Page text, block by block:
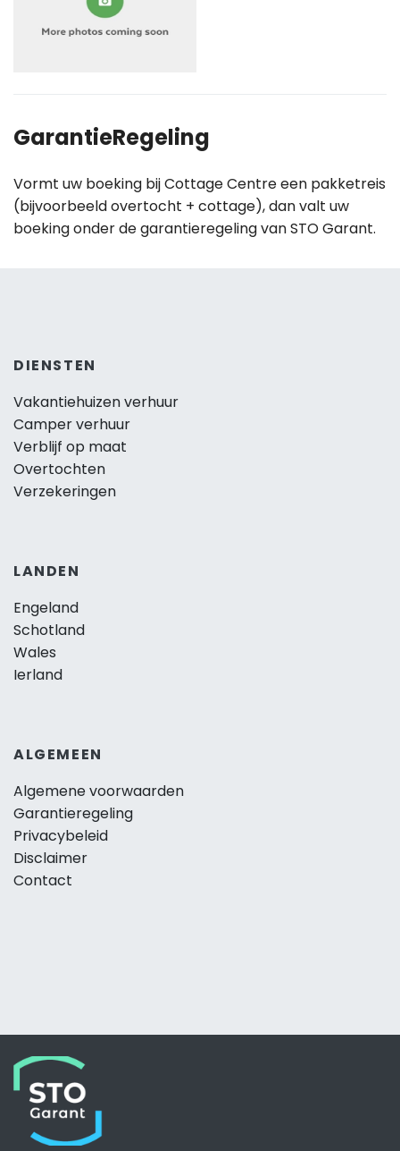
GarantieRegeling
Vormt uw boeking bij Cottage Centre een pakketreis
(bijvoorbeeld overtocht + cottage), dan valt uw
boeking onder de garantieregeling van STO Garant.
DIENSTEN
Vakantiehuizen verhuur
Camper verhuur
Verblijf op maat
Overtochten
Verzekeringen
LANDEN
Engeland
Schotland
Wales
Ierland
ALGEMEEN
Algemene voorwaarden
Garantieregeling
Privacybeleid
Disclaimer
Contact